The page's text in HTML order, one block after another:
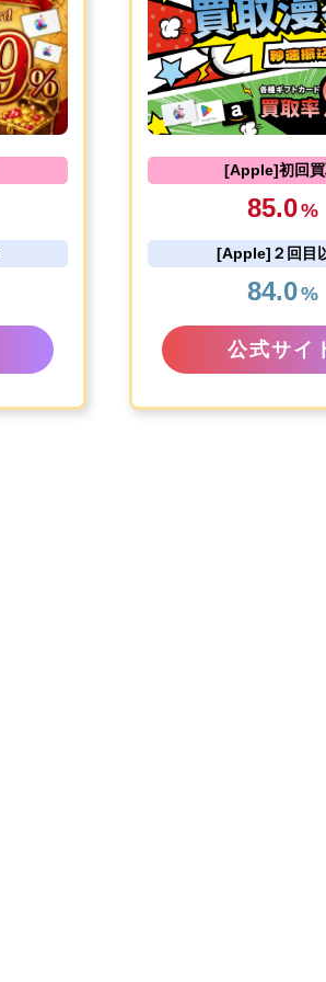
[Apple]初回買
85.0%
[Apple]２回目
84.0%
公式サイ